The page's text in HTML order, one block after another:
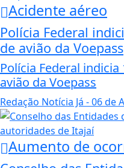
Acidente aéreo
Polícia Federal
de avião da Voepass
Polícia Federal
avião da Voepass
Redação Notícia Já - 06 de
Aumento de